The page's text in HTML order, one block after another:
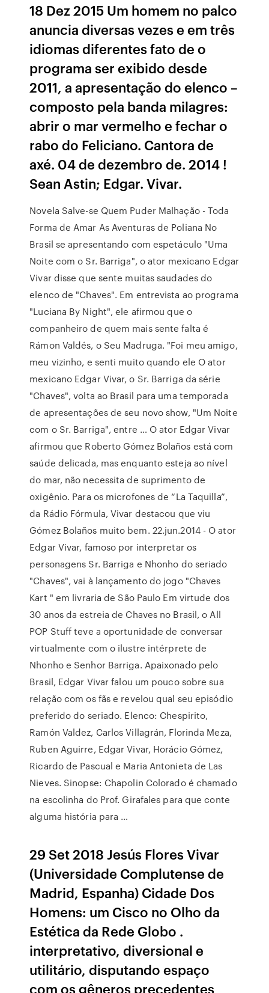
18 Dez 2015 Um homem no palco
anuncia diversas vezes e em três
idiomas diferentes fato de o
programa ser exibido desde
2011, a apresentação do elenco –
composto pela banda milagres:
abrir o mar vermelho e fechar o
rabo do Feliciano. Cantora de
axé. 04 de dezembro de. 2014 !
Sean Astin; Edgar. Vivar.
Novela Salve-se Quem Puder Malhação - Toda
Forma de Amar As Aventuras de Poliana No
Brasil se apresentando com espetáculo "Uma
Noite com o Sr. Barriga", o ator mexicano Edgar
Vivar disse que sente muitas saudades do
elenco de "Chaves". Em entrevista ao programa
"Luciana By Night", ele afirmou que o
companheiro de quem mais sente falta é
Rámon Valdés, o Seu Madruga. "Foi meu amigo,
meu vizinho, e senti muito quando ele O ator
mexicano Edgar Vivar, o Sr. Barriga da série
"Chaves", volta ao Brasil para uma temporada
de apresentações de seu novo show, "Um Noite
com o Sr. Barriga", entre … O ator Edgar Vivar
afirmou que Roberto Gómez Bolaños está com
saúde delicada, mas enquanto esteja ao nível
do mar, não necessita de suprimento de
oxigênio. Para os microfones de “La Taquilla”,
da Rádio Fórmula, Vivar destacou que viu
Gómez Bolaños muito bem. 22.jun.2014 - O ator
Edgar Vivar, famoso por interpretar os
personagens Sr. Barriga e Nhonho do seriado
"Chaves", vai à lançamento do jogo "Chaves
Kart " em livraria de São Paulo Em virtude dos
30 anos da estreia de Chaves no Brasil, o All
POP Stuff teve a oportunidade de conversar
virtualmente com o ilustre intérprete de
Nhonho e Senhor Barriga. Apaixonado pelo
Brasil, Edgar Vivar falou um pouco sobre sua
relação com os fãs e revelou qual seu episódio
preferido do seriado. Elenco: Chespirito,
Ramón Valdez, Carlos Villagrán, Florinda Meza,
Ruben Aguirre, Edgar Vivar, Horácio Gómez,
Ricardo de Pascual e Maria Antonieta de Las
Nieves. Sinopse: Chapolin Colorado é chamado
na escolinha do Prof. Girafales para que conte
alguma história para …
29 Set 2018 Jesús Flores Vivar
(Universidade Complutense de
Madrid, Espanha) Cidade Dos
Homens: um Cisco no Olho da
Estética da Rede Globo .
interpretativo, diversional e
utilitário, disputando espaço
com os gêneros precedentes